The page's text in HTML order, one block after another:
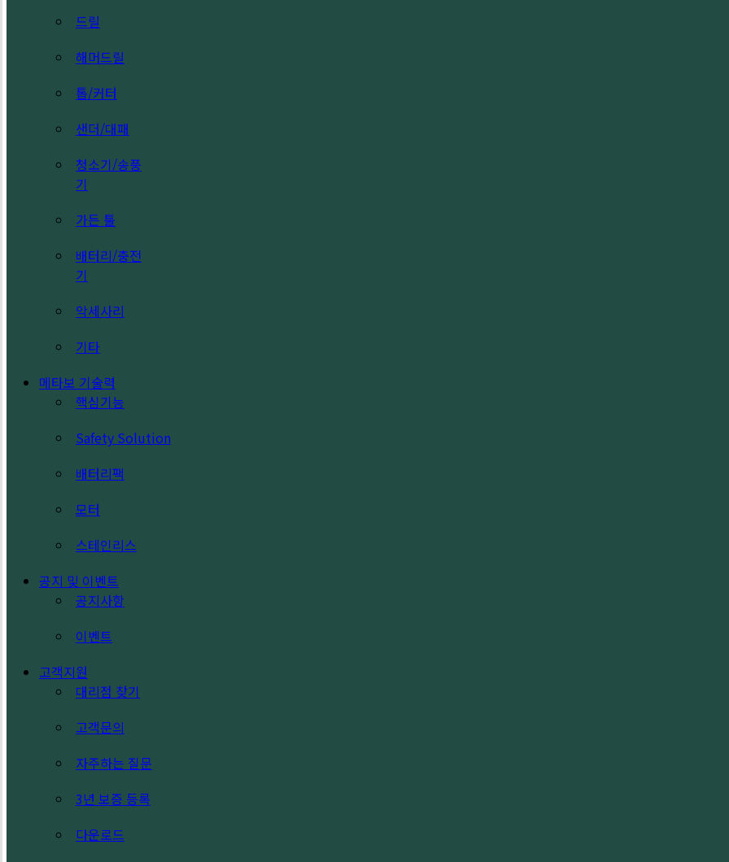
드릴
해머드릴
톱/커터
샌더/대패
청소기/송풍
기
가든 툴
배터리/충전
기
악세사리
기타
메타보 기술력
핵심기능
Safety Solution
배터리팩
모터
스테인리스
공지 및 이벤트
공지사항
이벤트
고객지원
대리점 찾기
고객문의
자주하는 질문
3년 보증 등록
다운로드